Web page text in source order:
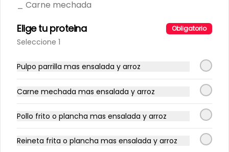
$9.990
Ramen.
Ramen Pollo
Caldo Japonés de pollo.
$6.990
_ Carne mechada
Elige tu proteina Obligatorio
Seleccione 1
Pulpo parrilla mas ensalada y arroz
Carne mechada mas ensalada y arroz
Pollo frito o plancha mas ensalada y arroz
Reineta frita o plancha mas ensalada y arroz